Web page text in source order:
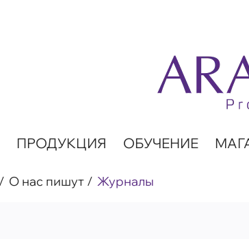
ПРОДУКЦИЯ ОБУЧЕНИЕ
О нас пишут Журналы